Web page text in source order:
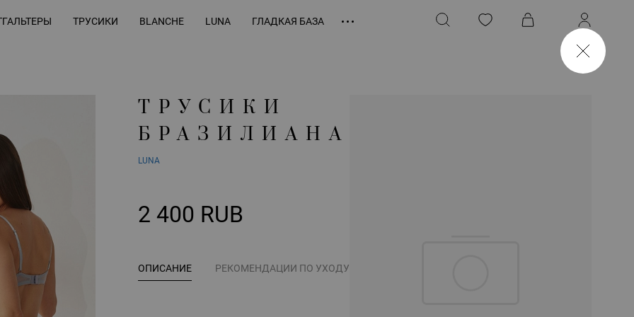
ТРУСИКИ BLANCHE LUNA ГЛАДКАЯ БАЗА
ТРУСИКИ
БРАЗИЛИАНА
LUNA
2 400 RUB
ОПИСАНИЕ РЕКОМЕНДАЦИИ ПО УХОДУ